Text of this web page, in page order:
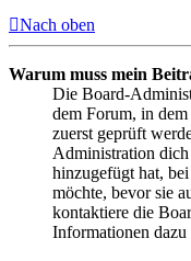
Nach oben
Warum muss mein
Die Board-
dem Forum, in
zuerst geprüft
Administration
hinzugefügt hat,
möchte, bevor sie
kontaktiere die
Informationen dazu